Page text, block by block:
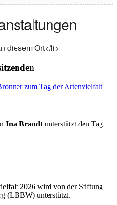
diesem Ort</li>
zum Tag der Artenvielfalt
Ina Brandt unterstützt den Tag
2026 wird von der Stiftung
(LBBW) unterstützt.